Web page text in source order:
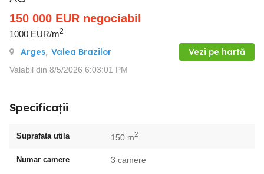
150 000 EUR negociabil
1000 EUR/m2
Arges, Valea Brazilor Vezi pe hartă
Valabil din 8/5/2026 6:03:01 PM
Specificații
Suprafata utila 150 m2
Numar camere 3 camere